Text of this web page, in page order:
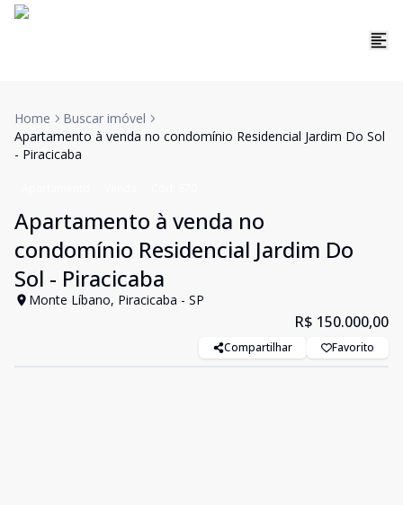
Home
Buscar imóvel
Apartamento à venda no condomínio Residencial Jardim Do Sol
- Piracicaba
Apartamento à venda no
condomínio Residencial Jardim Do
Sol - Piracicaba
Monte Líbano, Piracicaba - SP
R$ 150.000,00
Compartilhar Favorito